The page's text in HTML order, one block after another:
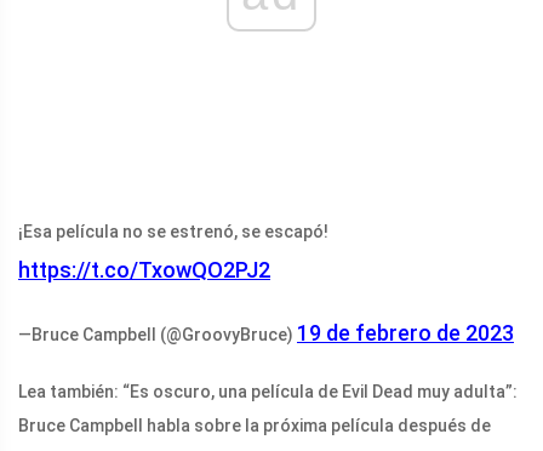
¡Esa película no se estrenó, se escapó!
https://t.co/TxowQO2PJ2
—Bruce Campbell (@GroovyBruce) 19 de febrero de 2023
Lea también: “Es oscuro, una película de Evil Dead muy adulta”:
Bruce Campbell habla sobre la próxima película después de